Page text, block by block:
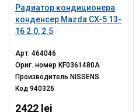
Радиатор кондиционера
конденсер Mazda CX-5 13-
16 2.0, 2.5
Арт.464046
Ориг. номер KF0361480A
Производитель NISSENS
Код940326
2422 lei